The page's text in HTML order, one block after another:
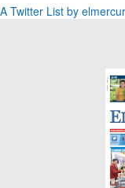
A Twitter List by